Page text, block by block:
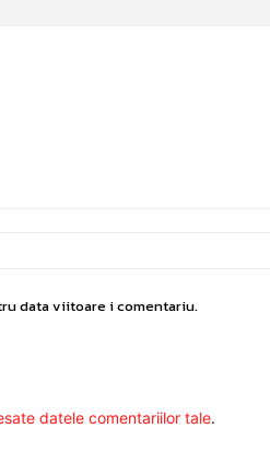
data viitoare i comentariu.
datele comentariilor tale.